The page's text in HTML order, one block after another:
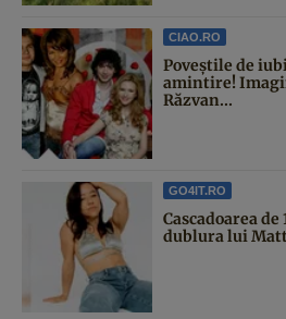
CIAO.RO
Poveştile de
amintire!
Răzvan...
GO4IT.RO
Cascadoarea de
dublura lui